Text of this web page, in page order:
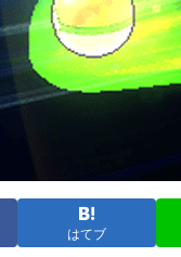
はてブ